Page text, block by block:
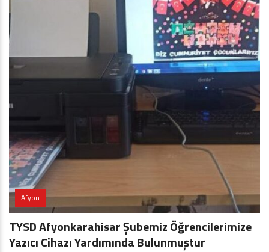
Afyon
TYSD Afyonkarahisar Şubemiz Öğrencilerimize
Yazıcı Cihazı Yardımında Bulunmuştur